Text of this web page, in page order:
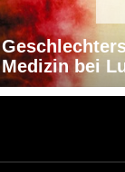
Medizin bei